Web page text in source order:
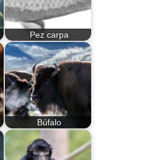
Pez carpa
Búfalo